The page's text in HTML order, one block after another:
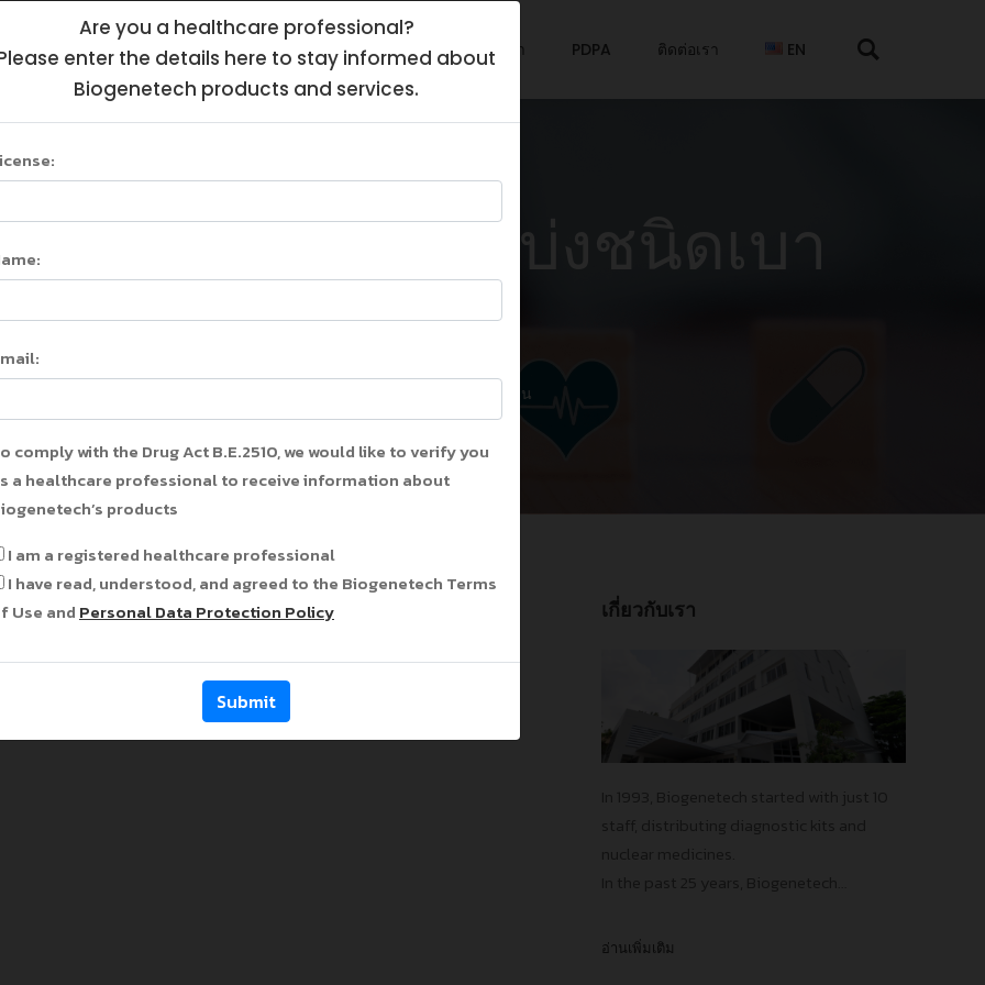
Products Health Education News เกี่ยวกับเรา PDPA ติดต่อเรา EN
ารวินิจฉัยและแบ่งชนิดเบา
หวาน
เกณฑ์ใหม่ในการวินิจฉัยและแบ่งชนิดเบาหวาน
เกี่ยวกับเรา
vaccines and pharmaceuticals,
อ่านเพิ่มเติม
Are you a healthcare professional?
enter the details here to stay informed about
Biogenetech products and services.
comply with the Drug Act B.E.2510, we would like to verify you
a healthcare professional to receive information about
products
I am a registered healthcare professional
I have read, understood, and agreed to the Biogenetech Terms
Use and Personal Data Protection Policy
Submit